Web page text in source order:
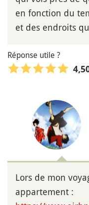
en fonction du
et des endroits
Réponse utile ?
Lors de mon
appartement :